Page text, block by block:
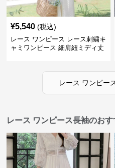
¥5,540 (税込)
レース ワンピース レース刺繍キ
ャミワンピース 細肩紐ミディ丈
レース ワンピー
レース ワンピース長袖のお